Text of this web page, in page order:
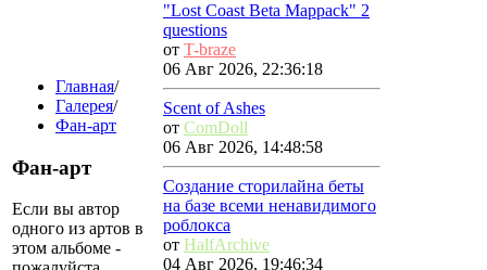
Главная/
Галерея/
Фан-арт
Фан-арт
Если вы автор
одного из артов в
этом альбоме -
"Lost Coast Beta Mappack" 2
questions
от T-braze
06 Авг 2026, 22:36:18
Scent of Ashes
от ComDoll
06 Авг 2026, 14:48:58
Создание сторилайна беты
на базе всеми ненавидимого
роблокса
от HalfArchive
04 Авг 2026, 19:46:34